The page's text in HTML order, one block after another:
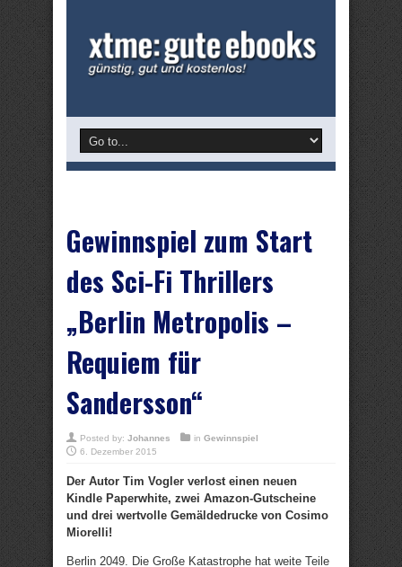
Gewinnspiel zum Start
des Sci-Fi Thrillers
„Berlin Metropolis –
Requiem für
Sandersson“
Posted by: Johannes in Gewinnspiel
6. Dezember 2015
Der Autor Tim Vogler verlost einen neuen
Kindle Paperwhite, zwei Amazon-Gutscheine
und drei wertvolle Gemäldedrucke von Cosimo
Miorelli!
Berlin 2049. Die Große Katastrophe hat weite Teile